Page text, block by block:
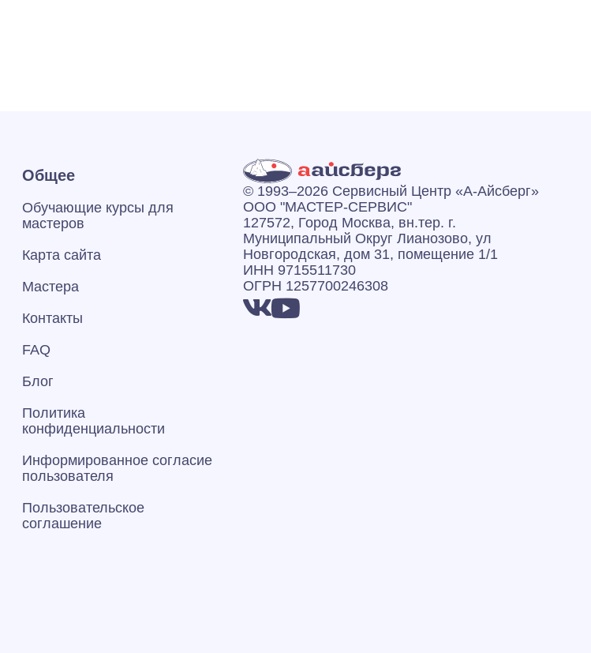
Общее
Обучающие курсы для
мастеров
Карта сайта
Мастера
Контакты
FAQ
Блог
Политика
конфиденциальности
Информированное согласие
пользователя
Пользовательское
соглашение
© 1993–2026 Сервисный Центр «А‑Айсберг»
ООО "МАСТЕР-СЕРВИС"
127572, Город Москва, вн.тер. г.
Муниципальный Округ Лианозово, ул
Новгородская, дом 31, помещение 1/1
ИНН 9715511730
ОГРН 1257700246308